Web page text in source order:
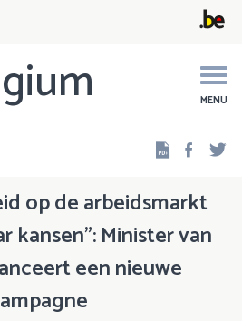
MENU
op de arbeidsmarkt
kansen": Minister van
een nieuwe